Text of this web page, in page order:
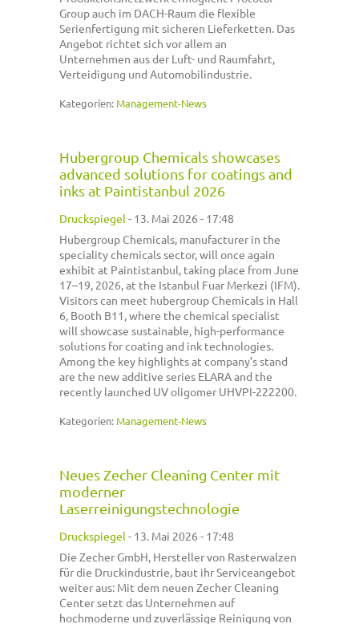
Group auch im DACH-Raum die flexible
Serienfertigung mit sicheren Lieferketten. Das
Angebot richtet sich vor allem an
Unternehmen aus der Luft- und Raumfahrt,
Verteidigung und Automobilindustrie.
Kategorien: Management-News
Hubergroup Chemicals showcases
advanced solutions for coatings and
inks at Paintistanbul 2026
Druckspiegel - 13. Mai 2026 - 17:48
Hubergroup Chemicals, manufacturer in the
speciality chemicals sector, will once again
exhibit at Paintistanbul, taking place from June
17–19, 2026, at the Istanbul Fuar Merkezi (IFM).
Visitors can meet hubergroup Chemicals in Hall
6, Booth B11, where the chemical specialist
will showcase sustainable, high-performance
solutions for coating and ink technologies.
Among the key highlights at company’s stand
are the new additive series ELARA and the
recently launched UV oligomer UHVPI-222200.
Kategorien: Management-News
Neues Zecher Cleaning Center mit
moderner
Laserreinigungstechnologie
Druckspiegel - 13. Mai 2026 - 17:48
Die Zecher GmbH, Hersteller von Rasterwalzen
für die Druckindustrie, baut ihr Serviceangebot
weiter aus: Mit dem neuen Zecher Cleaning
Center setzt das Unternehmen auf
hochmoderne und zuverlässige Reinigung von